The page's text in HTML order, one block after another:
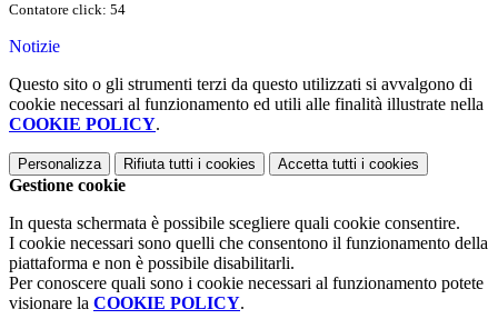
Contatore click: 54
Notizie
Questo sito o gli strumenti terzi da questo utilizzati si avvalgono di
cookie necessari al funzionamento ed utili alle finalità illustrate nella
COOKIE POLICY.
Personalizza Rifiuta tutti i cookies Accetta tutti i cookies
Gestione cookie
In questa schermata è possibile scegliere quali cookie consentire.
I cookie necessari sono quelli che consentono il funzionamento della
piattaforma e non è possibile disabilitarli.
Per conoscere quali sono i cookie necessari al funzionamento potete
visionare la COOKIE POLICY.